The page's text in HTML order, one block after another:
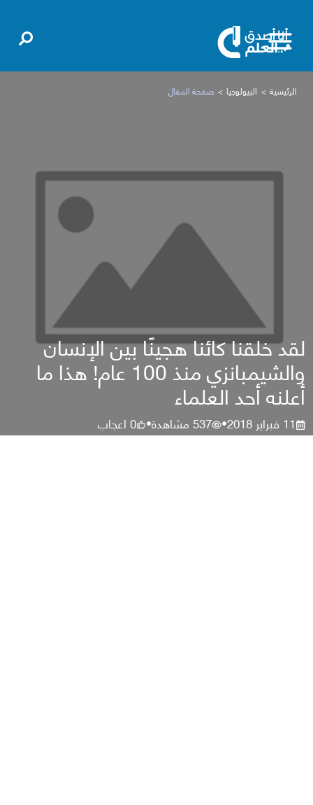
الرئيسية البيولوجيا صفحة المقال
لقد خلقنا كائنا هجينًا بين الإنسان
والشيمبانزي منذ 100 عام! هذا ما
أعلنه أحد العلماء
11 فبراير 2018 •
537مشاهدة•
0اعجاب